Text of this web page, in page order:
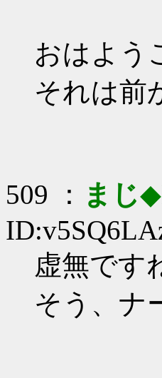
おはよう
それは前
509 ： まじ
虚無です
そう、ナ